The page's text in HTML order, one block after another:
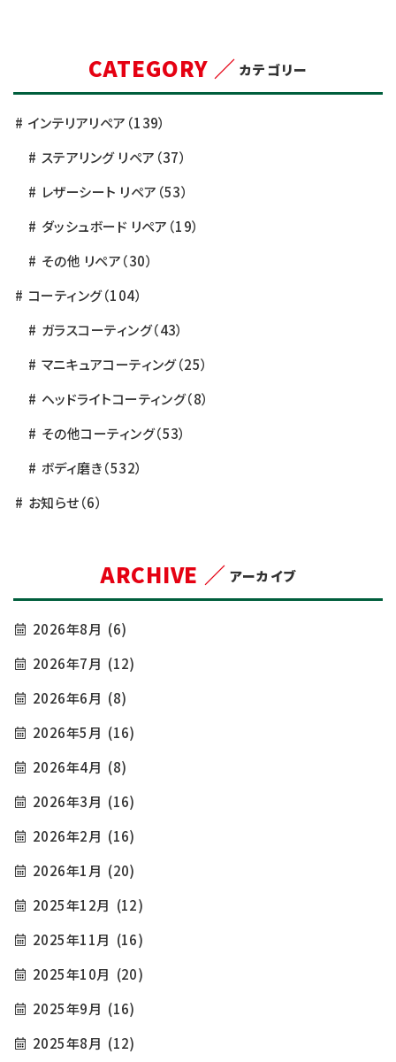
CATEGORY ／ カテゴリー
インテリアリペア （139）
ステアリング リペア （37）
レザーシート リペア （53）
ダッシュボード リペア （19）
その他 リペア（30）
コーティング（104）
ガラスコーティング（43）
マニキュアコーティング（25）
ヘッドライトコーティング（8）
その他コーティング（53）
ボディ磨き（532）
お知らせ（6）
ARCHIVE ／ アーカイブ
2026年8月 (6)
2026年7月 (12)
2026年6月 (8)
2026年5月 (16)
2026年4月 (8)
2026年3月 (16)
2026年2月 (16)
2026年1月 (20)
2025年12月 (12)
2025年11月 (16)
2025年10月 (20)
2025年9月 (16)
2025年8月 (12)